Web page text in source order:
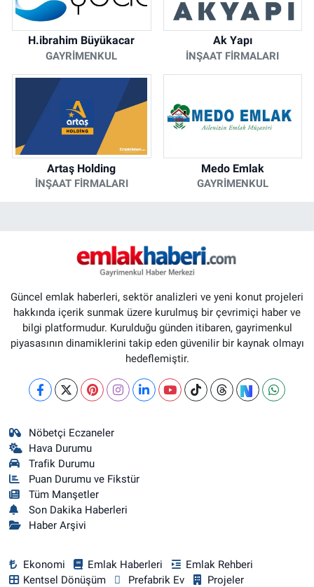
H.ibrahim Büyükacar
GAYRIMENKUL
Ak Yapı
İNŞAAT FIRMALARI
Artaş Holding
İNŞAAT FIRMALARI
Medo Emlak
GAYRIMENKUL
Güncel emlak haberleri, sektör analizleri ve yeni konut projeleri
hakkında içerik sunmak üzere kurulmuş bir çevrimiçi haber ve
bilgi platformudur. Kurulduğu günden itibaren, gayrimenkul
piyasasının dinamiklerini takip eden güvenilir bir kaynak olmayı
hedeflemiştir.
Nöbetçi Eczaneler
Hava Durumu
Trafik Durumu
Puan Durumu ve Fikstür
Tüm Manşetler
Son Dakika Haberleri
Haber Arşivi
Ekonomi Emlak Haberleri
Emlak Rehberi
Kentsel Dönüşüm
Prefabrik Ev
Projeler